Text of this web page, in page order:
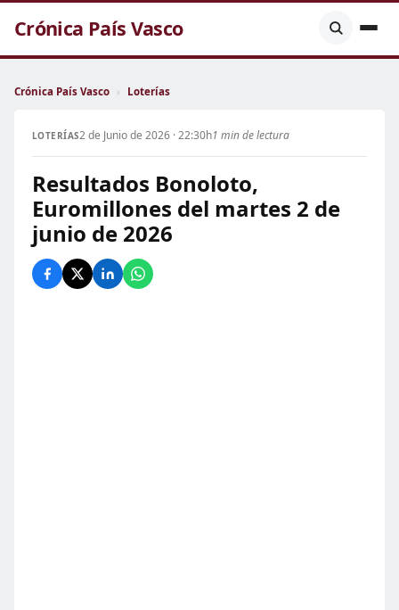
Crónica País Vasco
Crónica País Vasco › Loterías
LOTERÍAS2 de Junio de 2026 · 22:30h1 min de lectura
Resultados Bonoloto,
Euromillones del martes 2 de
junio de 2026